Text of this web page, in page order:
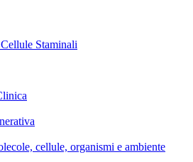
Staminali
cellule, organismi e ambiente